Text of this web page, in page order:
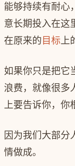
能够持续有耐心
意长期投入在这
在原来的 目标上
如果你只是把它
浪费，就像很多
上要告诉你，你
因为我们大部分
情做成。